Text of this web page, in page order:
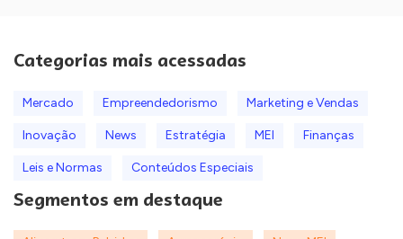
Categorias mais acessadas
Mercado Empreendedorismo Marketing e Vendas
Inovação News Estratégia MEI Finanças
Leis e Normas Conteúdos Especiais
Segmentos em destaque